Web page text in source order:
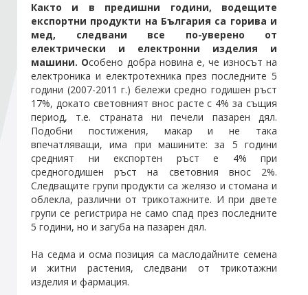
Членове
Стани член
Абонирайте се!
Както и в предишни години, водещите
експортни продукти на България са горива и
мед, следвани все по-уверено от
електрически и електронни изделия и
машини. Особено добра новина е, че износът на
електроника и електротехника през последните 5
години (2007-2011 г.) бележи средно годишен ръст
17%, докато световният внос расте с 4% за същия
период, т.е. страната ни печели пазарен дял.
Подобни постижения, макар и не така
впечатляващи, има при машините: за 5 години
средният ни експортен ръст е 4% при
средногодишен ръст на световния внос 2%.
Следващите групи продукти са желязо и стомана и
облекла, различни от трикотажните. И при двете
групи се регистрира не само спад през последните
5 години, но и загуба на пазарен дял.
На седма и осма позиция са маслодайните семена
и житни растения, следвани от трикотажни
изделия и фармация.